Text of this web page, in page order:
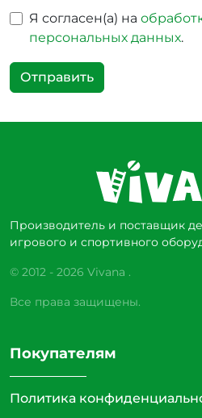
Я согласен(а) на
персональных данных.
Отправить
Производитель и поставщик
игрового и спортивного
© 2012 - 2026 Vivana .
Все права защищены.
Покупателям
Политика